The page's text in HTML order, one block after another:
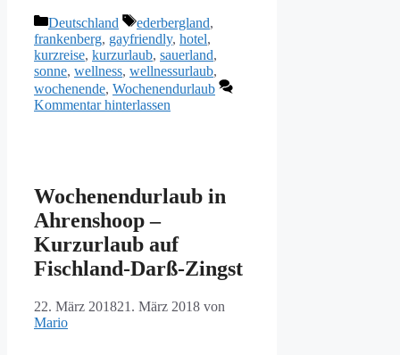
Kategorien
Deutschland Schlagwörter
ederbergland,
frankenberg, gayfriendly, hotel,
kurzreise, kurzurlaub, sauerland,
sonne, wellness, wellnessurlaub,
wochenende, Wochenendurlaub
Kommentar hinterlassen
Wochenendurlaub in
Ahrenshoop –
Kurzurlaub auf
Fischland-Darß-Zingst
22. März 201821. März 2018 von
Mario